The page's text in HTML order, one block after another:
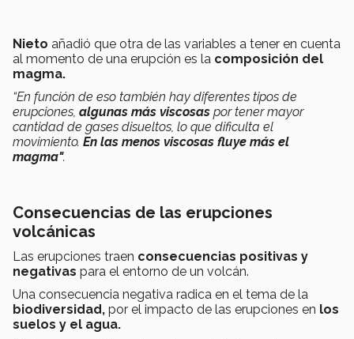
Nieto añadió que otra de las variables a tener en cuenta
al momento de una erupción es la composición del
magma.
“En función de eso también hay diferentes tipos de
erupciones, algunas más viscosas por tener mayor
cantidad de gases disueltos, lo que dificulta el
movimiento. En las menos viscosas fluye más el
magma".
Consecuencias de las erupciones
volcánicas
Las erupciones traen consecuencias positivas y
negativas para el entorno de un volcán.
Una consecuencia negativa radica en el tema de la
biodiversidad, por el impacto de las erupciones en los
suelos y el agua.